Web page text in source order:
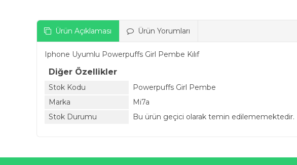
Ürün Açıklaması Ürün Yorumları
Iphone Uyumlu Powerpuffs Girl Pembe Kılıf
Diğer Özellikler
Stok Kodu
Powerpuffs Girl Pembe
Marka
Mi7a
Stok Durumu
Bu ürün geçici olarak temin edilememektedir.